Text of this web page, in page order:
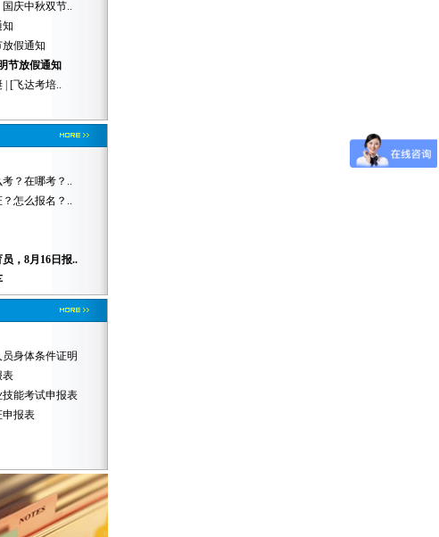
庆中秋双节..
知
假通知
节放假通知
| [飞达考培..
？在哪考？..
怎么报名？..
，8月16日报..
身体条件证明
表
技能考试申报表
申报表